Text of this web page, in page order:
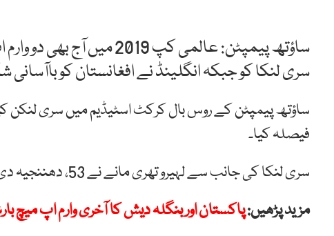
ساؤتھ پیمپٹن: عالمی کپ
سری لنکا کو جبکہ انگلینڈ نے افغانستان کو
ساؤتھ پیمپٹن کے روس بال کرکٹ اسٹیڈیم میں سری لنکن
فیصلہ کیا۔
سری لنکا کی جانب سے لہیرو تھری مانے نے 53، دھننجیہ دی سلوا نے 43 جبکہ تھسیرا پریرا نے 27 رنز بنائے۔
مزید پڑھیں:پاکستان اور بنگلہ دیش کا آخری وارم اپ میچ